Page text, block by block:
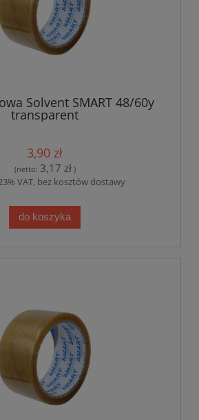
Solvent SMART 48/60y
transparent
3,90 zł
(netto: 3,17 zł)
VAT, bez kosztów dostawy
do koszyka